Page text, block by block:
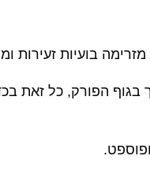
מזרימה בועיות זעירות
בגוף הפורק, כל זאת